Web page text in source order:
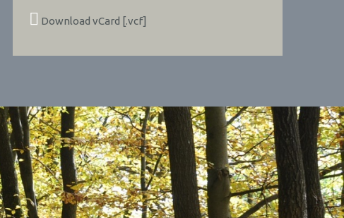
Download vCard [.vcf]